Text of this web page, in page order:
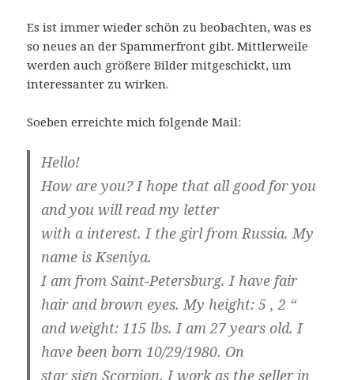
Es ist immer wieder schön zu beobachten, was es
so neues an der Spammerfront gibt. Mittlerweile
werden auch größere Bilder mitgeschickt, um
interessanter zu wirken.
Soeben erreichte mich folgende Mail:
Hello!
How are you? I hope that all good for you
and you will read my letter
with a interest. I the girl from Russia. My
name is Kseniya.
I am from Saint-Petersburg. I have fair
hair and brown eyes. My height: 5 ‚ 2 “
and weight: 115 lbs. I am 27 years old. I
have been born 10/29/1980. On
star sign Scorpion. I work as the seller in